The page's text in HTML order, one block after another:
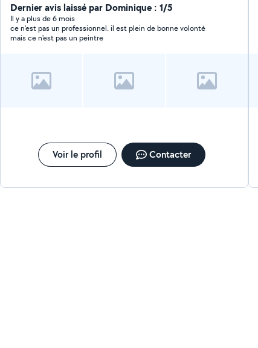
Dernier avis laissé par Dominique : 1/5
Il y a plus de 6 mois
ce n'est pas un professionnel. il est plein de bonne volonté
mais ce n'est pas un peintre
Voir le profil Contacter